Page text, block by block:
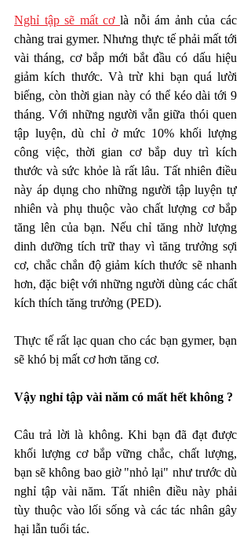
Nghỉ tập sẽ mất cơ là nỗi ám ảnh của các
chàng trai gymer. Nhưng thực tế phải mất tới
vài tháng, cơ bắp mới bắt đầu có dấu hiệu
giảm kích thước. Và trừ khi bạn quá lười
biếng, còn thời gian này có thể kéo dài tới 9
tháng. Với những người vẫn giữa thói quen
tập luyện, dù chỉ ở mức 10% khối lượng
công việc, thời gian cơ bắp duy trì kích
thước và sức khỏe là rất lâu. Tất nhiên điều
này áp dụng cho những người tập luyện tự
nhiên và phụ thuộc vào chất lượng cơ bắp
tăng lên của bạn. Nếu chỉ tăng nhờ lượng
dinh dưỡng tích trữ thay vì tăng trưởng sợi
cơ, chắc chắn độ giảm kích thước sẽ nhanh
hơn, đặc biệt với những người dùng các chất
kích thích tăng trưởng (PED).
Thực tế rất lạc quan cho các bạn gymer, bạn
sẽ khó bị mất cơ hơn tăng cơ.
Vậy nghỉ tập vài năm có mất hết không ?
Câu trả lời là không. Khi bạn đã đạt được
khối lượng cơ bắp vững chắc, chất lượng,
bạn sẽ không bao giờ "nhỏ lại" như trước dù
nghỉ tập vài năm. Tất nhiên điều này phải
tùy thuộc vào lối sống và các tác nhân gây
hại lẫn tuổi tác.